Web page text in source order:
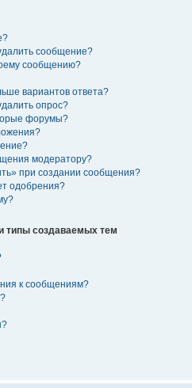
сообщение?
сообщению?
вариантов ответа?
опрос?
форумы?
модератору?
при создании сообщения?
одобрения?
типы создаваемых тем
к сообщениям?